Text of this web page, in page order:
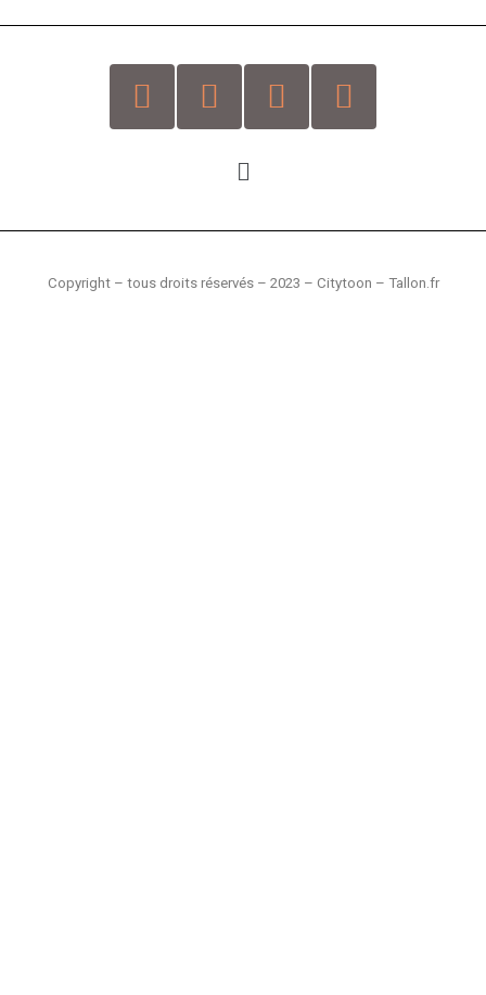
Copyright – tous droits réservés – 2023 – Citytoon – Tallon.fr